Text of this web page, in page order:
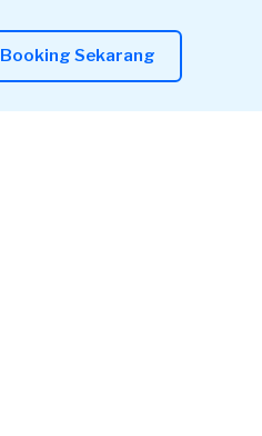
Booking Sekarang